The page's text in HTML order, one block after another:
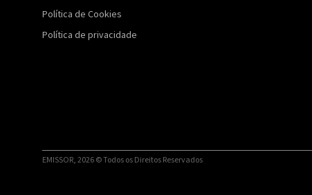
Política de Cookies
Política de privacidade
EMISSOR, 2026 © Todos os Direitos Reservados